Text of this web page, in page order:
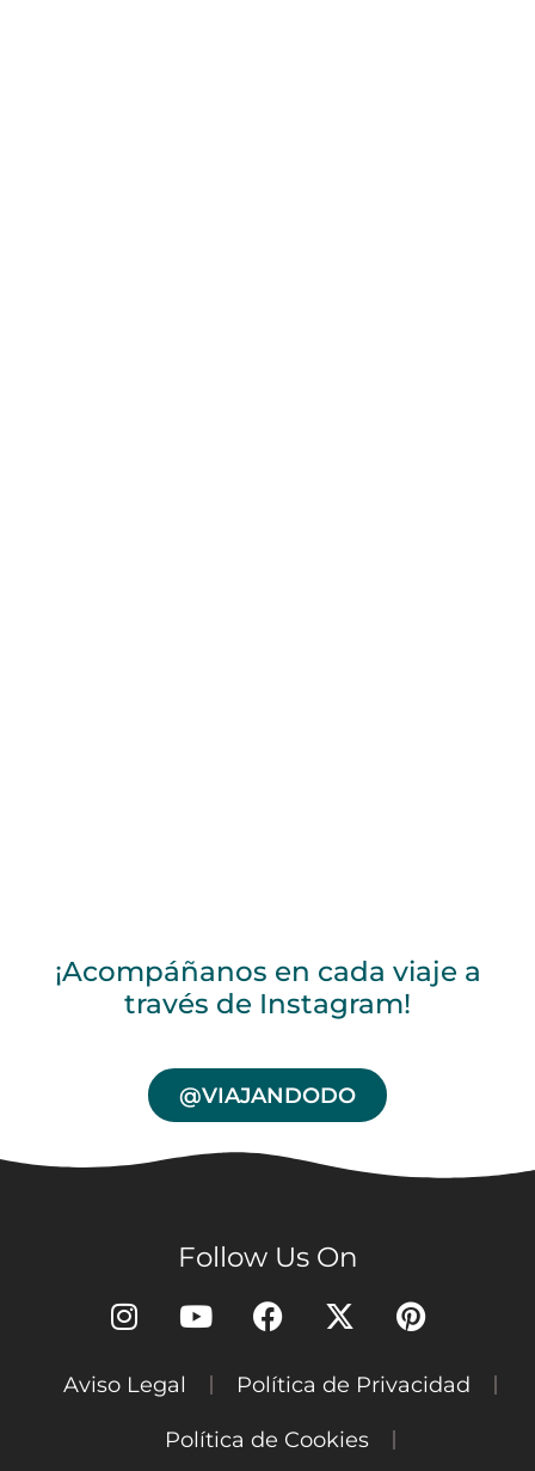
¡Acompáñanos en cada viaje a
través de Instagram!
@VIAJANDODO
Follow Us On
Aviso Legal Política de Privacidad
Política de Cookies